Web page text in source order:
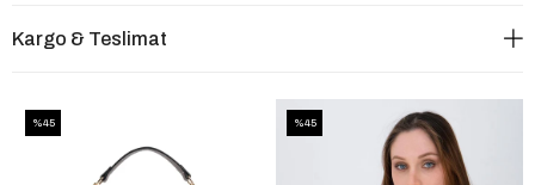
Kargo & Teslimat
%45 %45